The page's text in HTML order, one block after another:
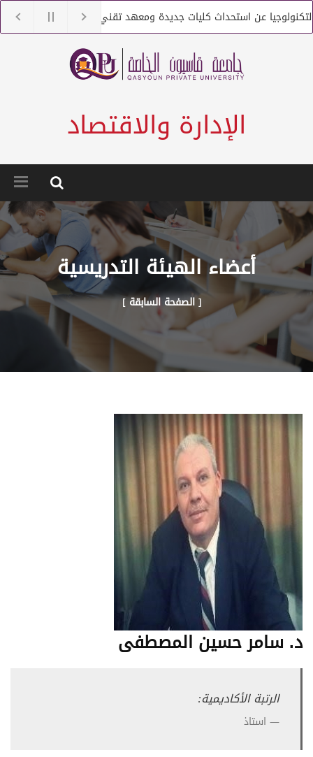
عن استحداث كليات جديدة ومعهد تقني
جامعة
عن التعاقد مع أعضاء هيئة تعليمية من حملة الماجستير والدكتوراه
الإدارة والاقتصاد
أعضاء الهيئة التدريسية
[ الصفحة السابقة ]
د. سامر حسين المصطفى
الرتبة الأكاديمية:
استاذ